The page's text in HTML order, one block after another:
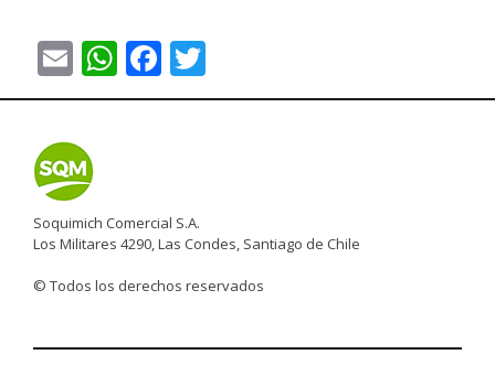
EmailWhatsApp
Facebook
Soquimich Comercial S.A.
Los Militares 4290, Las Condes, Santiago de Chile
© Todos los derechos reservados